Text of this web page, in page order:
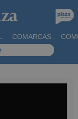
COMARCAS